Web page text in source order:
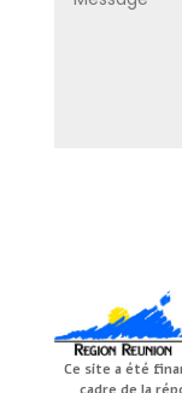
Ce site a été